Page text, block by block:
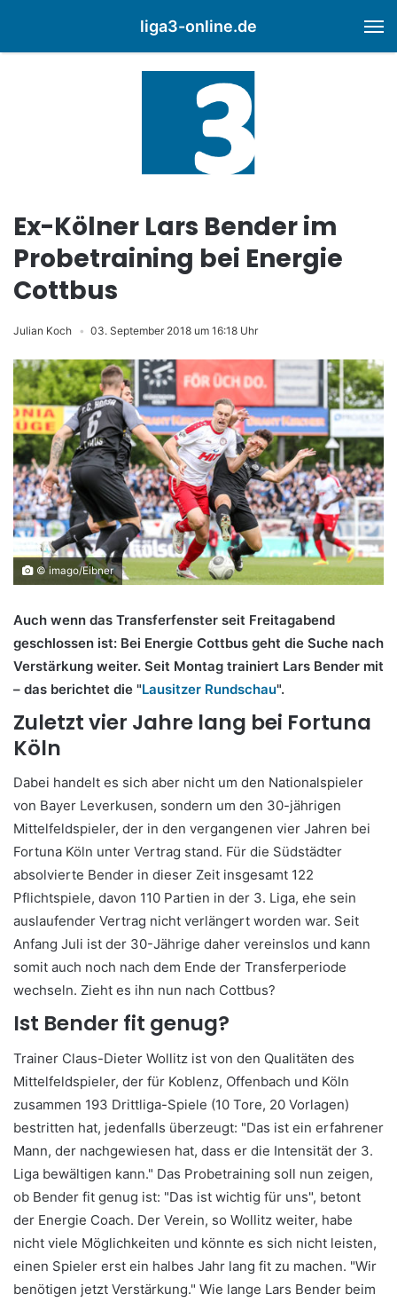
liga3-online.de
Ex-Kölner Lars Bender im
Probetraining bei Energie
Cottbus
Julian Koch 03. September 2018 um 16:18 Uhr
© imago/Eibner
Auch wenn das Transferfenster seit Freitagabend
geschlossen ist: Bei Energie Cottbus geht die Suche nach
Verstärkung weiter. Seit Montag trainiert Lars Bender mit
– das berichtet die "Lausitzer Rundschau".
Zuletzt vier Jahre lang bei Fortuna
Köln
Dabei handelt es sich aber nicht um den Nationalspieler
von Bayer Leverkusen, sondern um den 30-jährigen
Mittelfeldspieler, der in den vergangenen vier Jahren bei
Fortuna Köln unter Vertrag stand. Für die Südstädter
absolvierte Bender in dieser Zeit insgesamt 122
Pflichtspiele, davon 110 Partien in der 3. Liga, ehe sein
auslaufender Vertrag nicht verlängert worden war. Seit
Anfang Juli ist der 30-Jährige daher vereinslos und kann
somit auch noch nach dem Ende der Transferperiode
wechseln. Zieht es ihn nun nach Cottbus?
Ist Bender fit genug?
Trainer Claus-Dieter Wollitz ist von den Qualitäten des
Mittelfeldspieler, der für Koblenz, Offenbach und Köln
zusammen 193 Drittliga-Spiele (10 Tore, 20 Vorlagen)
bestritten hat, jedenfalls überzeugt: "Das ist ein erfahrener
Mann, der nachgewiesen hat, dass er die Intensität der 3.
Liga bewältigen kann." Das Probetraining soll nun zeigen,
ob Bender fit genug ist: "Das ist wichtig für uns", betont
der Energie Coach. Der Verein, so Wollitz weiter, habe
nicht viele Möglichkeiten und könnte es sich nicht leisten,
einen Spieler erst ein halbes Jahr lang fit zu machen. "Wir
benötigen jetzt Verstärkung." Wie lange Lars Bender beim